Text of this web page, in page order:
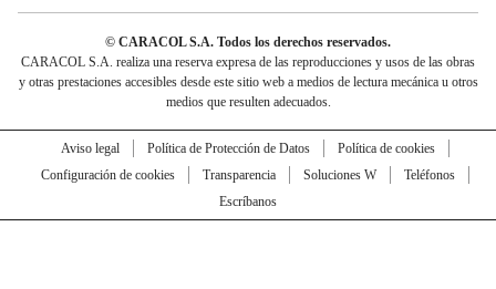
© CARACOL S.A. Todos los derechos reservados.
CARACOL S.A. realiza una reserva expresa de las reproducciones y usos de las obras
y otras prestaciones accesibles desde este sitio web a medios de lectura mecánica u otros
medios que resulten adecuados.
Aviso legal Política de Protección de Datos
Política de cookies
Configuración de cookies
Transparencia Soluciones W
Teléfonos
Escríbanos